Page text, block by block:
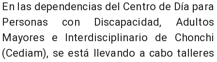
En las dependencias del Centro de Día para
Personas con Discapacidad, Adultos
Mayores e Interdisciplinario de Chonchi
(Cediam), se está llevando a cabo talleres